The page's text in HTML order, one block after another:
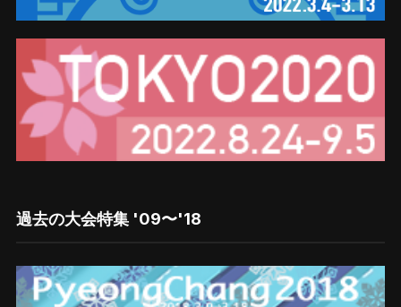
過去の大会特集 '09〜'18